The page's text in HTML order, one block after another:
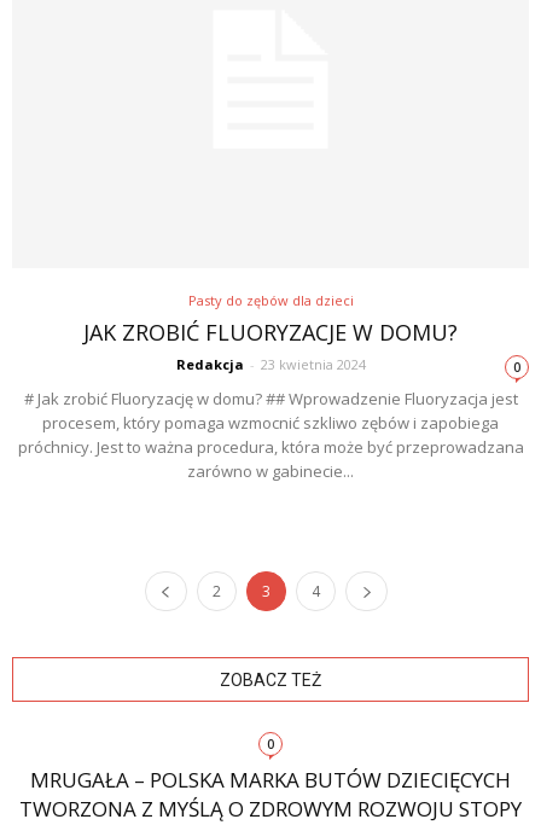
Pasty do zębów dla dzieci
JAK ZROBIĆ FLUORYZACJE W DOMU?
Redakcja - 23 kwietnia 2024 0
# Jak zrobić Fluoryzację w domu? ## Wprowadzenie Fluoryzacja jest
procesem, który pomaga wzmocnić szkliwo zębów i zapobiega
próchnicy. Jest to ważna procedura, która może być przeprowadzana
zarówno w gabinecie...
2 3 4
ZOBACZ TEŻ
0
MRUGAŁA – POLSKA MARKA BUTÓW DZIECIĘCYCH
TWORZONA Z MYŚLĄ O ZDROWYM ROZWOJU STOPY